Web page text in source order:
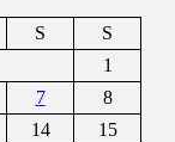
S
S
1
7
8
14
15